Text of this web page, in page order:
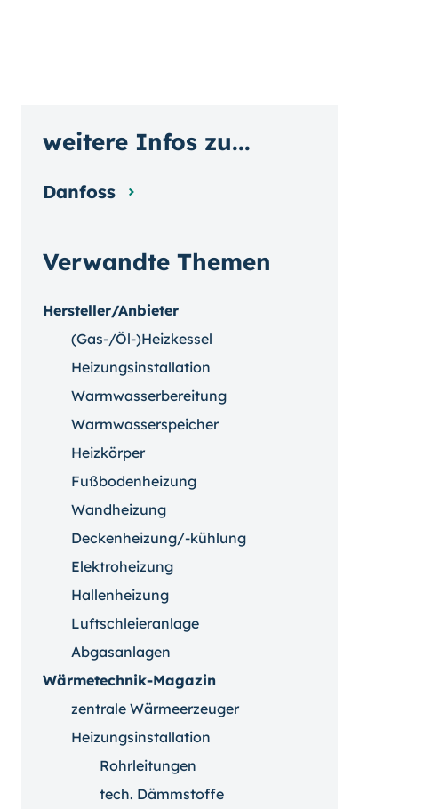
Verwandte Themen
Hersteller/Anbieter
(Gas-/Öl-)Heizkessel
Heizungsinstallation
Warmwasserbereitung
Warmwasserspeicher
Heizkörper
Fußbodenheizung
Wandheizung
Deckenheizung/-kühlung
Elektroheizung
Hallenheizung
Luftschleieranlage
Abgasanlagen
Wärmetechnik-Magazin
zentrale Wärmeerzeuger
Heizungsinstallation
Rohrleitungen
tech. Dämmstoffe
weitere Infos zu...
Danfoss